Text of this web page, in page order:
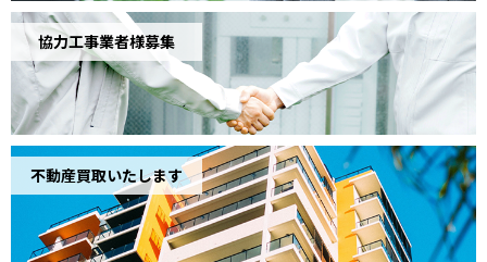
協力工事業者様募集
不動産買取いたします